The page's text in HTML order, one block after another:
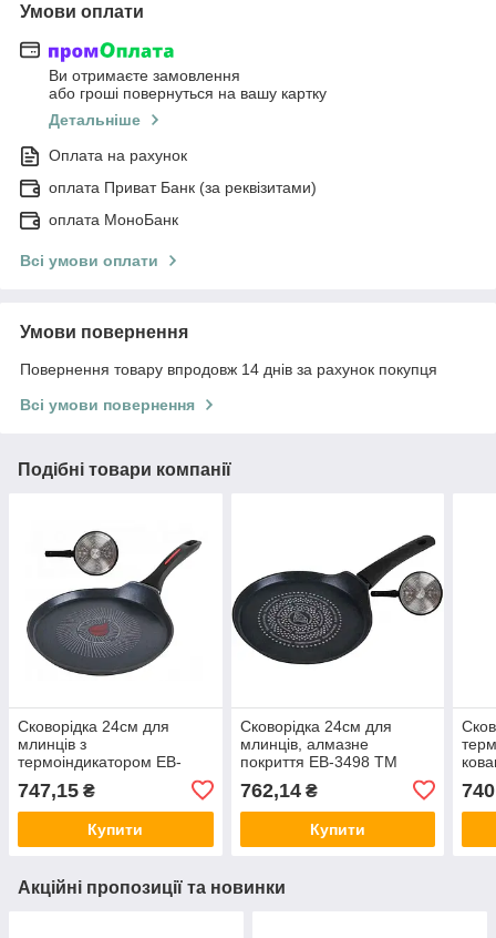
Умови оплати
Ви отримаєте замовлення
або гроші повернуться на вашу картку
Детальніше
Оплата на рахунок
оплата Приват Банк (за реквізитами)
оплата МоноБанк
Всі умови оплати
Умови повернення
Повернення товару впродовж 14 днів за рахунок покупця
Всі умови повернення
Подібні товари компанії
Сковорідка 24см для
млинців з
термоіндикатором EB-
747,15 ₴
Купити
Сковорідка 24см для
млинців, алмазне
покриття EB-3498 ТМ
762,14₴
Купити
Акційні пропозиції та новинки